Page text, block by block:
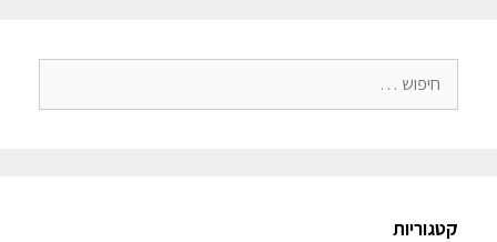
קטגוריות